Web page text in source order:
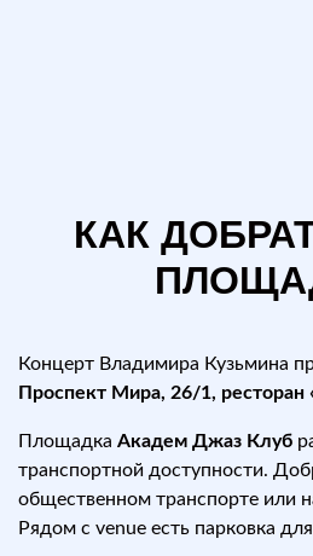
КАК
Концерт Владимира Кузьмина
Проспект Мира, 26/1, ресторан
Площадка Академ Джаз Клуб
транспортной доступности.
общественном транспорте или
Рядом с venue есть парковка